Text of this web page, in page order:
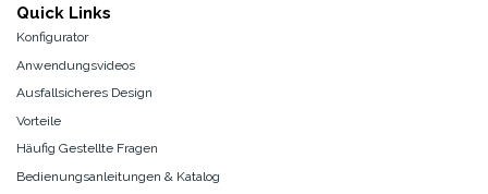
Quick Links
Konfigurator
Anwendungsvideos
Ausfallsicheres Design
Vorteile
Häufig Gestellte Fragen
Bedienungsanleitungen & Katalog